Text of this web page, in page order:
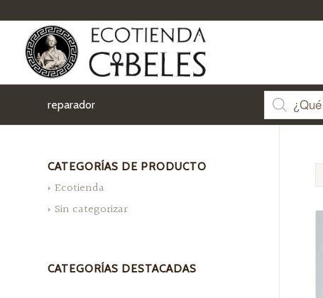
reparador
CATEGORÍAS DE PRODUCTO
Ecotienda
Sin categorizar
CATEGORÍAS DESTACADAS